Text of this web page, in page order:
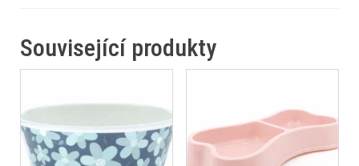
Související produkty